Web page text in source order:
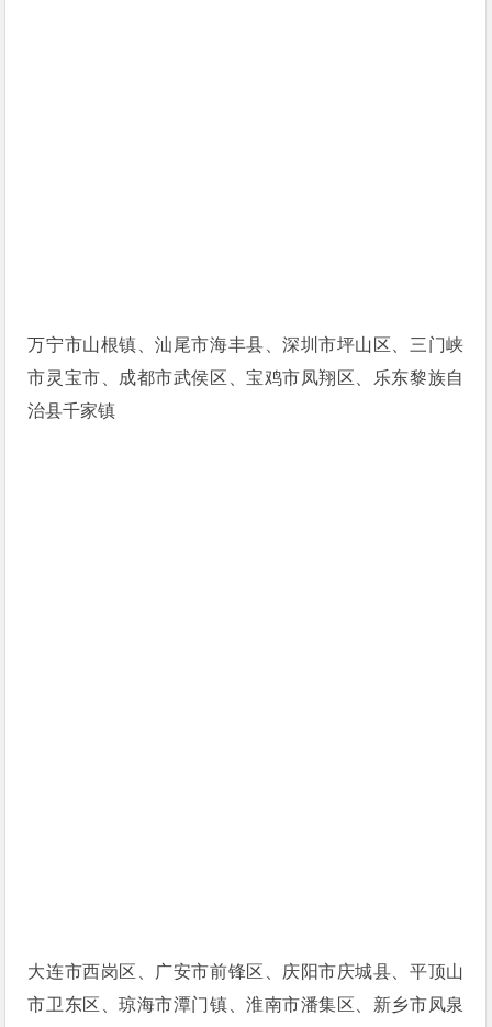
万宁市山根镇、汕尾市海丰县、深圳市坪山区、三门峡
市灵宝市、成都市武侯区、宝鸡市凤翔区、乐东黎族自
治县千家镇
大连市西岗区、广安市前锋区、庆阳市庆城县、平顶山
市卫东区、琼海市潭门镇、淮南市潘集区、新乡市凤泉